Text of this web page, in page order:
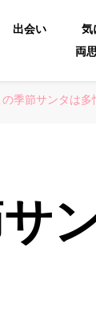
出会い 気
両
の季節サンタは